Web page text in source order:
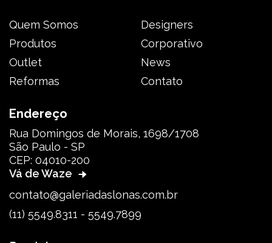
Quem Somos
Produtos
Outlet
Reformas
Designers
Corporativo
News
Contato
Endereço
Rua Domingos de Morais, 1698/1708
São Paulo - SP
CEP: 04010-200
Vá de Waze
contato@galeriadaslonas.com.br
(11) 5549.8311 - 5549.7899